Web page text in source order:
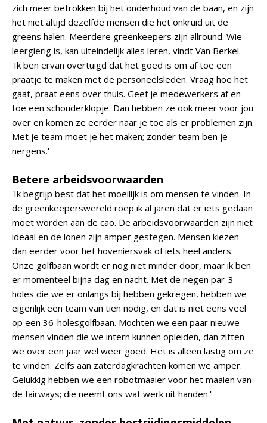
zich meer betrokken bij het onderhoud van de baan, en zijn
het niet altijd dezelfde mensen die het onkruid uit de
greens halen. Meerdere greenkeepers zijn allround. Wie
leergierig is, kan uiteindelijk alles leren, vindt Van Berkel.
'Ik ben ervan overtuigd dat het goed is om af toe een
praatje te maken met de personeelsleden. Vraag hoe het
gaat, praat eens over thuis. Geef je medewerkers af en
toe een schouderklopje. Dan hebben ze ook meer voor jou
over en komen ze eerder naar je toe als er problemen zijn.
Met je team moet je het maken; zonder team ben je
nergens.'
Betere arbeidsvoorwaarden
'Ik begrijp best dat het moeilijk is om mensen te vinden. In
de greenkeeperswereld roep ik al jaren dat er iets gedaan
moet worden aan de cao. De arbeidsvoorwaarden zijn niet
ideaal en de lonen zijn amper gestegen. Mensen kiezen
dan eerder voor het hoveniersvak of iets heel anders.
Onze golfbaan wordt er nog niet minder door, maar ik ben
er momenteel bijna dag en nacht. Met de negen par-3-
holes die we er onlangs bij hebben gekregen, hebben we
eigenlijk een team van tien nodig, en dat is niet eens veel
op een 36-holesgolfbaan. Mochten we een paar nieuwe
mensen vinden die we intern kunnen opleiden, dan zitten
we over een jaar wel weer goed. Het is alleen lastig om ze
te vinden. Zelfs aan zaterdagkrachten komen we amper.
Gelukkig hebben we een robotmaaier voor het maaien van
de fairways; die neemt ons wat werk uit handen.'